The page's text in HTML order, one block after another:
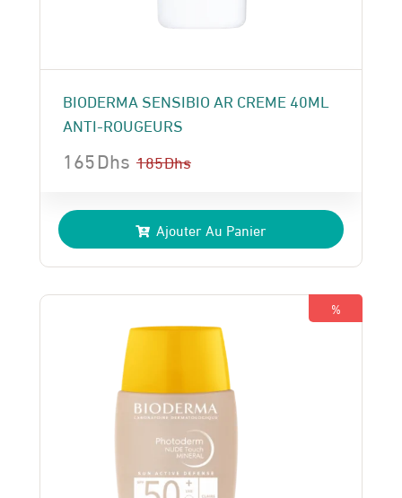
BIODERMA SENSIBIO AR CREME 40ML
ANTI-ROUGEURS
185Dhs
prix
initial
était :
185 Dhs.
165Dhs
prix
actuel
est :
165 Dhs.
Ajouter Au Panier
%